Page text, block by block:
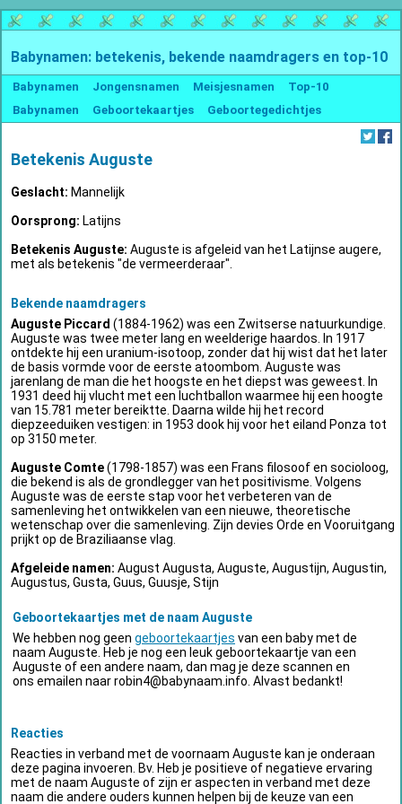
Babynamen: betekenis, bekende naamdragers en top-10
Babynamen Jongensnamen Meisjesnamen
Top-10
Babynamen
Geboortekaartjes Geboortegedichtjes
Betekenis Auguste
Geslacht: Mannelijk
Oorsprong: Latijns
Betekenis Auguste: Auguste is afgeleid van het Latijnse augere,
met als betekenis "de vermeerderaar".
Bekende naamdragers
Auguste Piccard (1884-1962) was een Zwitserse natuurkundige.
Auguste was twee meter lang en weelderige haardos. In 1917
ontdekte hij een uranium-isotoop, zonder dat hij wist dat het later
de basis vormde voor de eerste atoombom. Auguste was
jarenlang de man die het hoogste en het diepst was geweest. In
1931 deed hij vlucht met een luchtballon waarmee hij een hoogte
van 15.781 meter bereiktte. Daarna wilde hij het record
diepzeeduiken vestigen: in 1953 dook hij voor het eiland Ponza tot
op 3150 meter.
Auguste Comte(1798-1857) was een Frans filosoof en socioloog,
die bekend is als de grondlegger van het positivisme. Volgens
Auguste was de eerste stap voor het verbeteren van de
samenleving het ontwikkelen van een nieuwe, theoretische
wetenschap over die samenleving. Zijn devies Orde en Vooruitgang
prijkt op de Braziliaanse vlag.
Afgeleide namen: August Augusta, Auguste, Augustijn, Augustin,
Augustus, Gusta, Guus, Guusje, Stijn
Geboortekaartjes met de naam Auguste
We hebben nog geen geboortekaartjes van een baby met de
naam Auguste. Heb je nog een leuk geboortekaartje van een
Auguste of een andere naam, dan mag je deze scannen en
ons emailen naarrobin4@babynaam.info . Alvast bedankt!
Reacties
Reacties in verband met de voornaam Auguste kan je onderaan
deze pagina invoeren. Bv. Heb je positieve of negatieve ervaring
met de naam Auguste of zijn er aspecten in verband met deze
naam die andere ouders kunnen helpen bij de keuze van een